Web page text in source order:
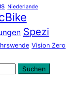
Niederlande
Spezi
Vision Zero
Suchen